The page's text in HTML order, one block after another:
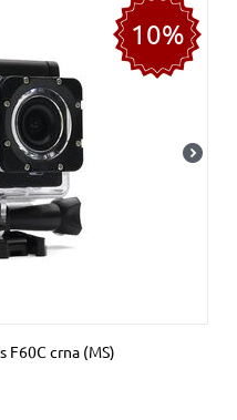
10%
F60C crna (MS)